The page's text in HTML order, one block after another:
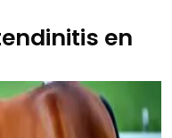
en